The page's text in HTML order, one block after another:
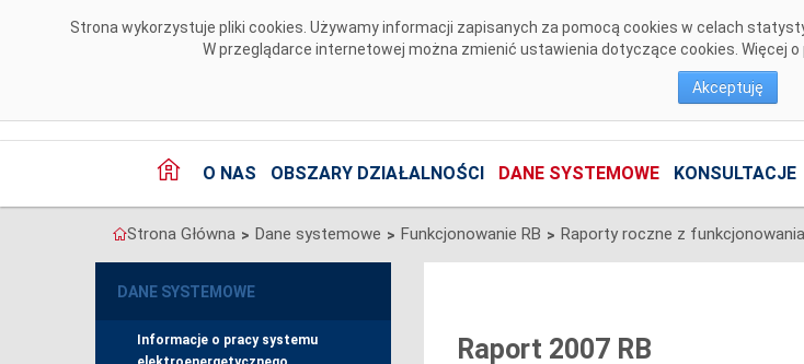
Strona wykorzystuje pliki cookies. Używamy informacji zapisanych za pomocą cookies w celach
W przeglądarce internetowej można zmienić ustawienia dotyczące cookies. Więcej
Akceptuję
O NAS OBSZARY DZIAŁALNOŚCI DANE SYSTEMOWE KONSULTACJE
Strona Główna > Dane systemowe > Funkcjonowanie RB > Raporty roczne z
DANE SYSTEMOWE
Informacje o pracy systemu
Raport 2007 RB